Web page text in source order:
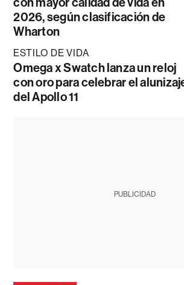
2026, según clasificación de
Wharton
ESTILO DE VIDA
Omega x Swatch lanza un reloj
con oro para celebrar el
del Apollo 11
PUBLICIDAD